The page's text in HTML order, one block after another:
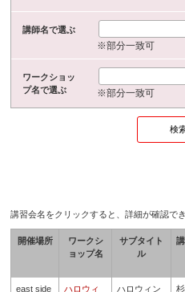
講師名で選ぶ
※部分一致可
ワークショッ
プ名で選ぶ
※部分一致可
講習会名をクリックすると、詳細が確認で
開催場所
ワークシ
ョップ名
サブタイト
ル
east side
ハロウィ
ハロウィン